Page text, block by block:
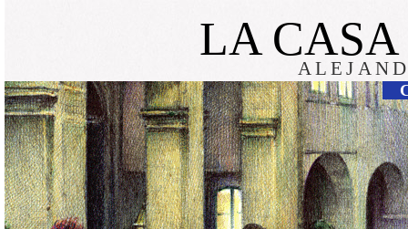
LA